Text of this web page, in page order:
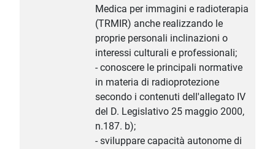
Medica per immagini e radioterapia
(TRMIR) anche realizzando le
proprie personali inclinazioni o
interessi culturali e professionali;
- conoscere le principali normative
in materia di radioprotezione
secondo i contenuti dell'allegato IV
del D. Legislativo 25 maggio 2000,
n.187. b);
- sviluppare capacità autonome di